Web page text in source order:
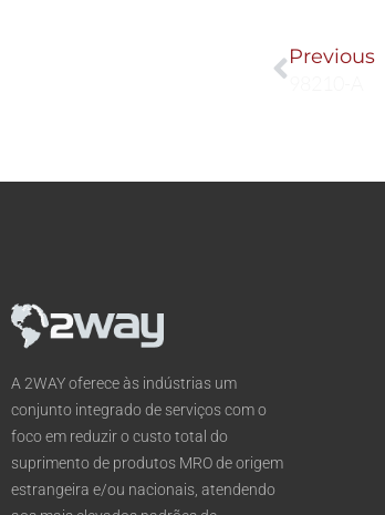
Prev
Previous
A 2WAY oferece às indústrias um
conjunto integrado de serviços com o
foco em reduzir o custo total do
suprimento de produtos MRO de origem
estrangeira e/ou nacionais, atendendo